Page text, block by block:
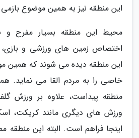
این منطقه نیز به همین موضوع
محیط این منطقه بسیار مفرح و
اختصاص زمین های ورزشی و
این منطقه دیده می شوند که
خاصی را به مردم القا می نماید.
منطقه پیداست، علاوه بر ورزش
ورزش های دیگری مانند کریکت،
اینجا فراهم است. البته این